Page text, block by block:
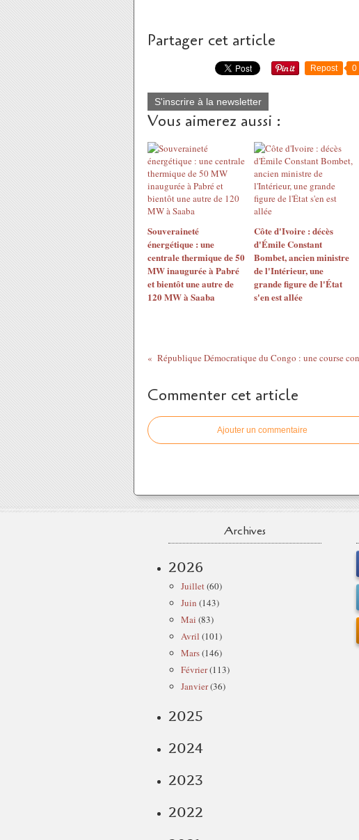
Partager cet article
Repost 0
S'inscrire à la newsletter
Vous aimerez aussi :
Souveraineté
énergétique : une
centrale thermique de 50
MW inaugurée à Pabré
et bientôt une autre de
120 MW à Saaba
Côte d'Ivoire : décès
d'Émile Constant
Bombet, ancien ministre
de l'Intérieur, une
grande figure de l'État
s'en est allée
Commenter cet article
Ajouter un commentaire
Archives
2026
Juillet(60)
Juin (143)
Mai (83)
Avril (101)
Mars(146)
Février(113)
Janvier(36)
2025
2024
2023
2022